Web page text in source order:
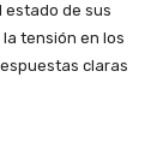
estado de sus
tensión en los
claras